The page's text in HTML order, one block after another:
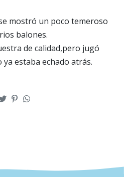
mostró un poco temeroso
balones.
de calidad,pero jugó
estaba echado atrás.